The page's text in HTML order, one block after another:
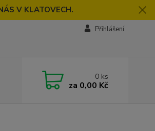
V KLATOVECH.
Přihlášení
0 ks
za 0,00 Kč